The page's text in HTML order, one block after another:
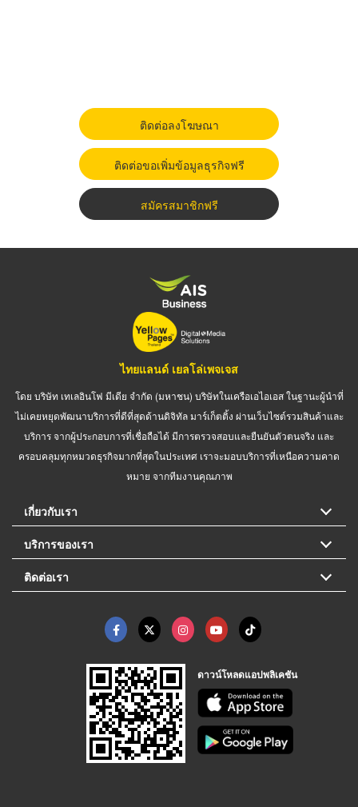
ติดต่อลงโฆษณา
ติดต่อขอเพิ่มข้อมูลธุรกิจฟรี
สมัครสมาชิกฟรี
ไทยแลนด์ เยลโล่เพจเจส
โดย บริษัท เทเลอินโฟ มีเดีย จำกัด (มหาชน) บริษัทในเครือเอไอเอส ในฐานะผู้นำที่
ไม่เคยหยุดพัฒนาบริการที่ดีที่สุดด้านดิจิทัล มาร์เก็ตติ้ง ผ่านเว็บไซต์รวมสินค้าและ
บริการ จากผู้ประกอบการที่เชื่อถือได้ มีการตรวจสอบและยืนยันตัวตนจริง และ
ครอบคลุมทุกหมวดธุรกิจมากที่สุดในประเทศ เราจะมอบบริการที่เหนือความคาด
หมาย จากทีมงานคุณภาพ
เกี่ยวกับเรา
บริการของเรา
ติดต่อเรา
ดาวน์โหลดแอปพลิเคชัน